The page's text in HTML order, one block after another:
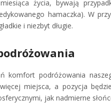
życia, bywają
hamaczka). W
i niezbyt długie.
komfort podróżowania
miejsca, a pozycja
jak nadmierne